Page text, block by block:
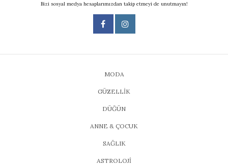
Bizi sosyal medya hesaplarımızdan takip etmeyi de unutmayın!
MODA
GÜZELLİK
DÜĞÜN
ANNE & ÇOCUK
SAĞLIK
ASTROLOJİ